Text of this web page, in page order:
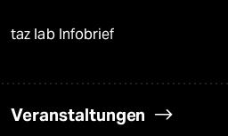
taz lab Infobrief
Veranstaltungen